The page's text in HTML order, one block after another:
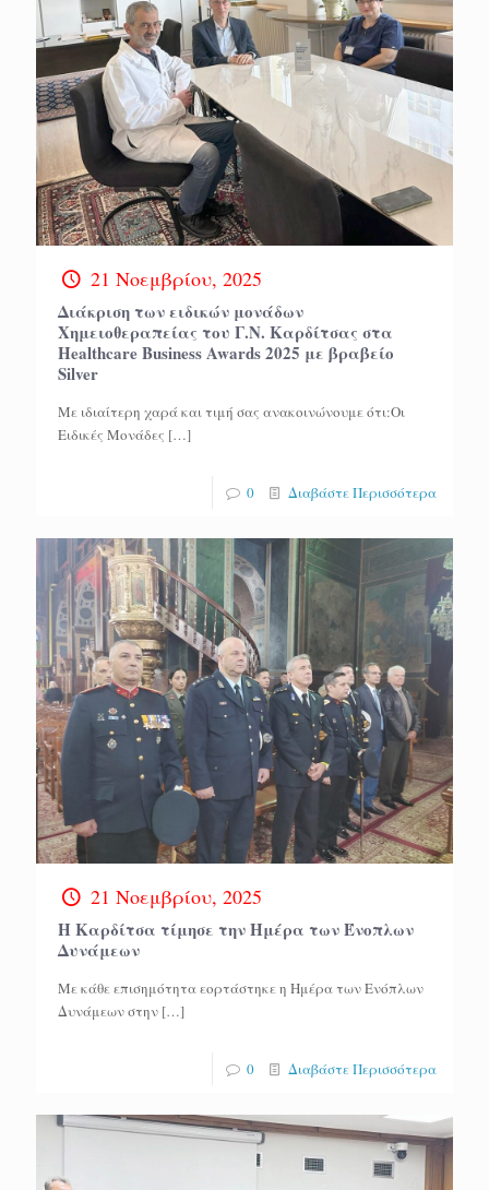
21 Νοεμβρίου, 2025
Διάκριση των ειδικών μονάδων
Χημειοθεραπείας του Γ.Ν. Καρδίτσας στα
Healthcare Business Awards 2025 με βραβείο
Silver
Με ιδιαίτερη χαρά και τιμή σας ανακοινώνουμε ότι:Οι
Ειδικές Μονάδες […]
0 Διαβάστε Περισσότερα
21 Νοεμβρίου, 2025
Η Καρδίτσα τίμησε την Ημέρα των Ένοπλων
Δυνάμεων
Με κάθε επισημότητα εορτάστηκε η Ημέρα των Ενόπλων
Δυνάμεων στην […]
0 Διαβάστε Περισσότερα